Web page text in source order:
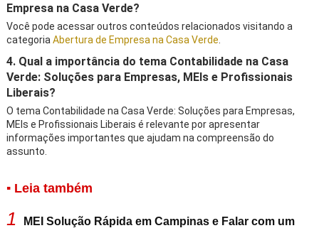
Empresa na Casa Verde?
Você pode acessar outros conteúdos relacionados visitando a
categoria Abertura de Empresa na Casa Verde
4. Qual a importância do tema Contabilidade na Casa
Verde: Soluções para Empresas, MEIs e Profissionais
Liberais?
O tema Contabilidade na Casa Verde: Soluções para Empresas,
MEIs e Profissionais Liberais é relevante por apresentar
informações importantes que ajudam na compreensão do
assunto.
▪ Leia também
1
MEI Solução Rápida em Campinas e Falar com um